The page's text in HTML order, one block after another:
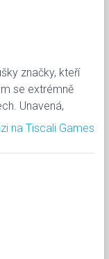
značky, kteří
se extrémně
Unavená,
na Tiscali Games